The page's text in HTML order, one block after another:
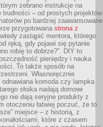
zebrano instrukcje na
trudności – od prostych projektów
po bardziej zaawansowane
przygotowana strona z
zastąpić mentora, którego
ręką, gdy pojawi się pytanie
robię to dobrze?”. DIY to
pieniędzy i nauka
To także sposób na
Własnoręcznie
odnawiana komoda czy lampka
słoika nadają domowi
nie dają seryjne produkty z
otoczeniu łatwiej poczuć, że to
miejsce – z historią, z
które z czasem